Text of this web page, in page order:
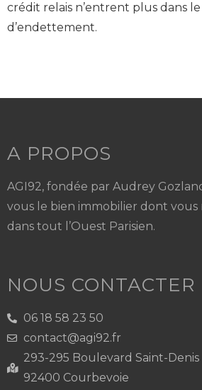
crédit relais n’entrent plus dans
d’endettement.
A PROPOS
AGI92, fondée par Audrey
vous le bien immobilier dont vous
dans tout l’Ouest Parisien.
NOUS CONTACTER
06 18 58 23 50
contact@agi92.fr
293-295 Boulevard Saint-Denis
92400 Courbevoie